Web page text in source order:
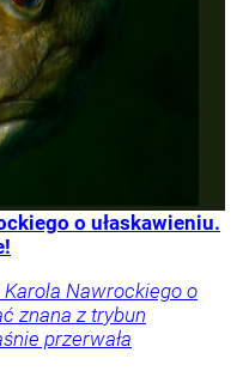
o ułaskawieniu.
Nawrockiego o
znana z trybun
przerwała